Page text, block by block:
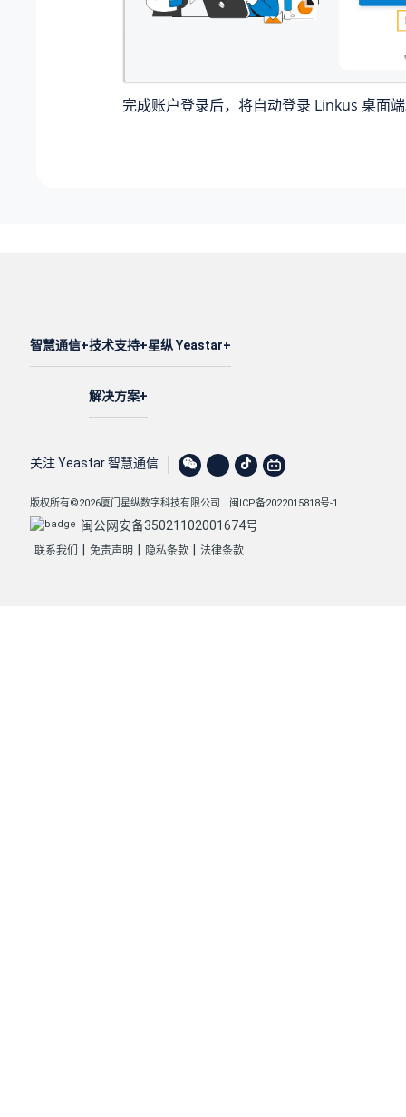
完成账户登录后，将自动登录 Linkus 桌面
智慧通信 技术支持
解决方案
星纵 Yeastar
关注 Yeastar 智慧通信
版权所有©2026厦门星纵数字科技有限公司 闽ICP备2022015818号-1
闽公网安备35021102001674号
联系我们 免责声明 隐私条款 法律条款